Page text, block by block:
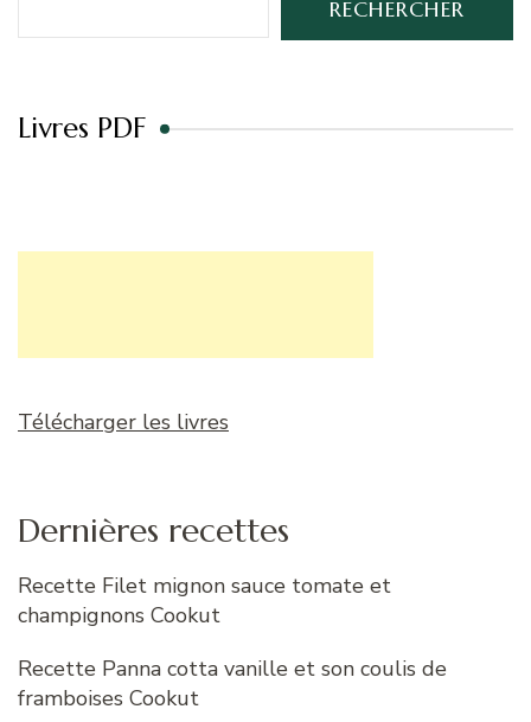
RECHERCHER
Livres PDF
Télécharger les livres
Dernières recettes
Recette Filet mignon sauce tomate et
champignons Cookut
Recette Panna cotta vanille et son coulis de
framboises Cookut